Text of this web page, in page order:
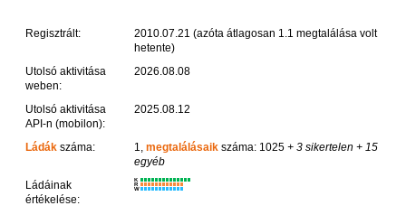
Regisztrált:
2010.07.21 (azóta átlagosan 1.1 megtalálása volt
hetente)
Utolsó aktivitása
weben:
2026.08.08
Utolsó aktivitása
API-n (mobilon):
2025.08.12
Ládákszáma: 1,megtalálásaik száma: 1025 + 3 sikertelen + 15
egyéb
Ládáinak
értékelése:
K
R
W